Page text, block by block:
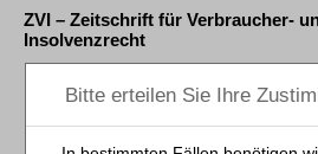
ZVI – Zeitschrift für Verbraucher-
Insolvenzrecht
BGH, Beschl. v. 04.07.2013 – IX ZB